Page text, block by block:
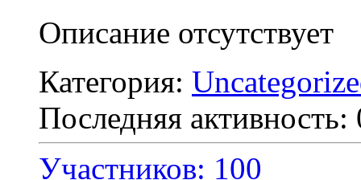
Описание отсутствует
Категория:
Последняя
Участников: 100